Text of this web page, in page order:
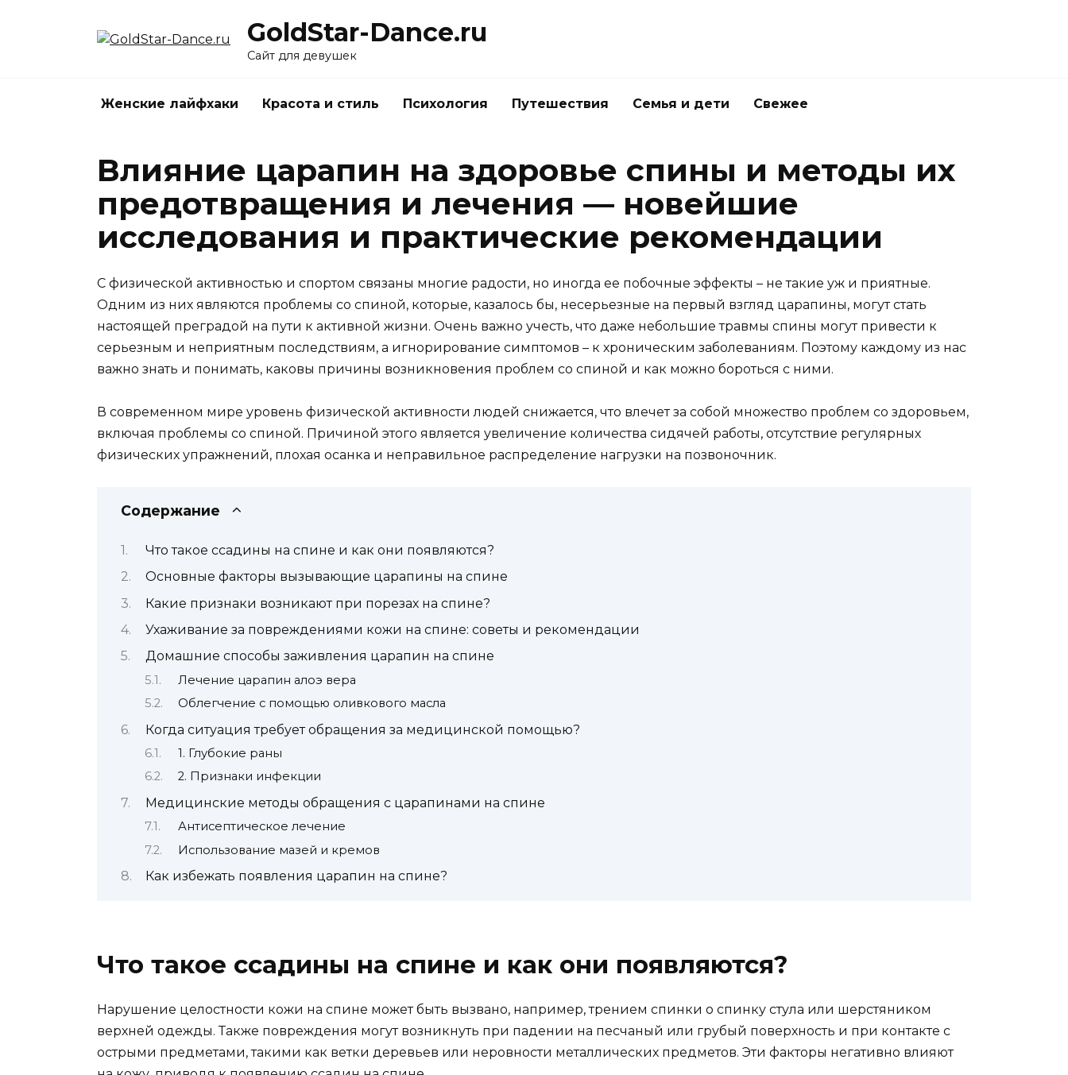
GoldStar-Dance.ru
Сайт для девушек
Женские лайфхаки Красота и стиль Психология Путешествия Семья и дети Свежее
Влияние царапин на здоровье спины и методы их
предотвращения и лечения — новейшие
исследования и практические рекомендации
С физической активностью и спортом связаны многие радости, но иногда ее побочные эффекты – не такие уж и приятные.
Одним из них являются проблемы со спиной, которые, казалось бы, несерьезные на первый взгляд царапины, могут стать
настоящей преградой на пути к активной жизни. Очень важно учесть, что даже небольшие травмы спины могут привести к
серьезным и неприятным последствиям, а игнорирование симптомов – к хроническим заболеваниям. Поэтому каждому из нас
важно знать и понимать, каковы причины возникновения проблем со спиной и как можно бороться с ними.
В современном мире уровень физической активности людей снижается, что влечет за собой множество проблем со здоровьем,
включая проблемы со спиной. Причиной этого является увеличение количества сидячей работы, отсутствие регулярных
физических упражнений, плохая осанка и неправильное распределение нагрузки на позвоночник.
Содержание
Что такое ссадины на спине и как они появляются?
Основные факторы вызывающие царапины на спине
Какие признаки возникают при порезах на спине?
Ухаживание за повреждениями кожи на спине: советы и рекомендации
Домашние способы заживления царапин на спине
Лечение царапин алоэ вера
Облегчение с помощью оливкового масла
Когда ситуация требует обращения за медицинской помощью?
1. Глубокие раны
2. Признаки инфекции
Медицинские методы обращения с царапинами на спине
Антисептическое лечение
Использование мазей и кремов
Как избежать появления царапин на спине?
Что такое ссадины на спине и как они появляются?
Нарушение целостности кожи на спине может быть вызвано, например, трением спинки о спинку стула или шерстяником
верхней одежды. Также повреждения могут возникнуть при падении на песчаный или грубый поверхность и при контакте с
острыми предметами, такими как ветки деревьев или неровности металлических предметов. Эти факторы негативно влияют